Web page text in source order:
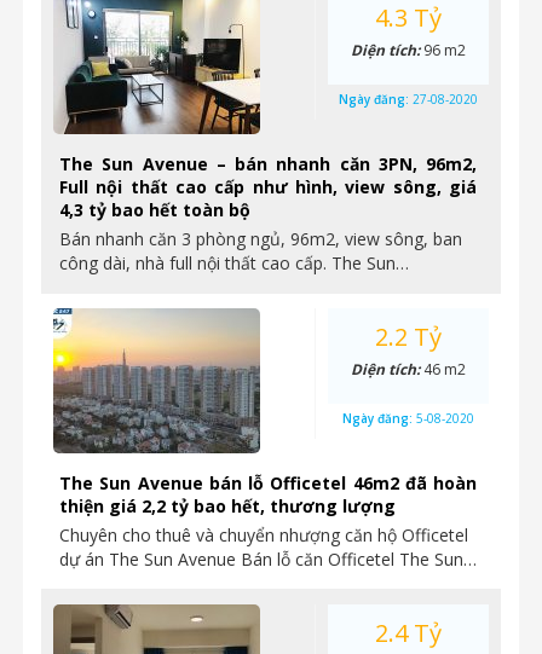
The Sun Avenue – bán nhanh căn 3PN, 96m2,
Full nội thất cao cấp như hình, view sông, giá
4,3 tỷ bao hết toàn bộ
Bán nhanh căn 3 phòng ngủ, 96m2, view sông, ban
công dài, nhà full nội thất cao cấp. The Sun…
4.3 Tỷ
Diện tích:96 m2
Ngày đăng: 27-08-2020
The Sun Avenue bán lỗ Officetel 46m2 đã hoàn
thiện giá 2,2 tỷ bao hết, thương lượng
Chuyên cho thuê và chuyển nhượng căn hộ Officetel
dự án The Sun Avenue Bán lỗ căn Officetel The Sun…
2.2 Tỷ
Diện tích:46 m2
Ngày đăng: 5-08-2020
2.4 Tỷ